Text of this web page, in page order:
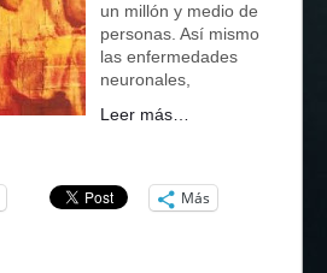
un millón y medio de
personas. Así mismo
las enfermedades
neuronales,
Leer más…
Más